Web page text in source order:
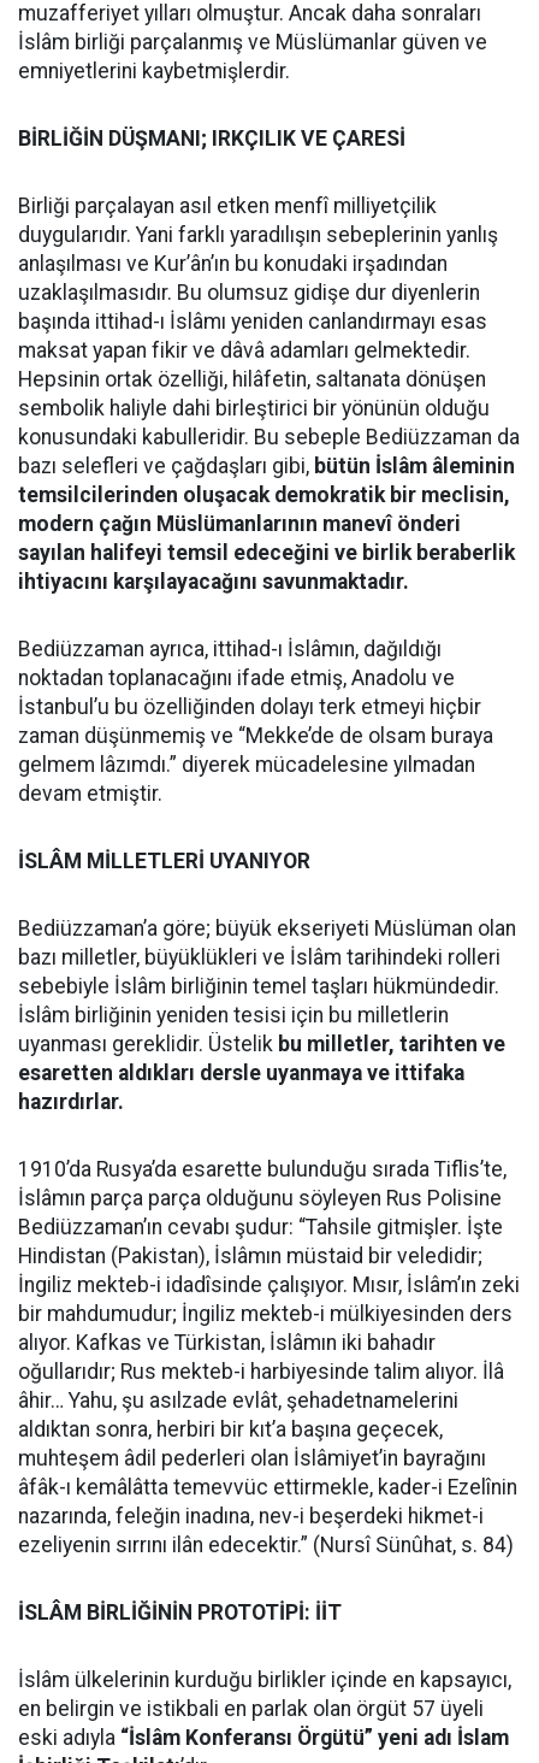
muzafferiyet yılları olmuştur. Ancak daha sonraları
İslâm birliği parçalanmış ve Müslümanlar güven ve
emniyetlerini kaybetmişlerdir.
BİRLİĞİN DÜŞMANI; IRKÇILIK VE ÇARESİ
Birliği parçalayan asıl etken menfî milliyetçilik
duygularıdır. Yani farklı yaradılışın sebeplerinin yanlış
anlaşılması ve Kur’ân’ın bu konudaki irşadından
uzaklaşılmasıdır. Bu olumsuz gidişe dur diyenlerin
başında ittihad-ı İslâmı yeniden canlandırmayı esas
maksat yapan fikir ve dâvâ adamları gelmektedir.
Hepsinin ortak özelliği, hilâfetin, saltanata dönüşen
sembolik haliyle dahi birleştirici bir yönünün olduğu
konusundaki kabulleridir. Bu sebeple Bediüzzaman da
bazı selefleri ve çağdaşları gibi, bütün İslâm âleminin
temsilcilerinden oluşacak demokratik bir meclisin,
modern çağın Müslümanlarının manevî önderi
sayılan halifeyi temsil edeceğini ve birlik beraberlik
ihtiyacını karşılayacağını savunmaktadır.
Bediüzzaman ayrıca, ittihad-ı İslâmın, dağıldığı
noktadan toplanacağını ifade etmiş, Anadolu ve
İstanbul’u bu özelliğinden dolayı terk etmeyi hiçbir
zaman düşünmemiş ve “Mekke’de de olsam buraya
gelmem lâzımdı.” diyerek mücadelesine yılmadan
devam etmiştir.
İSLÂM MİLLETLERİ UYANIYOR
Bediüzzaman’a göre; büyük ekseriyeti Müslüman olan
bazı milletler, büyüklükleri ve İslâm tarihindeki rolleri
sebebiyle İslâm birliğinin temel taşları hükmündedir.
İslâm birliğinin yeniden tesisi için bu milletlerin
uyanması gereklidir. Üstelik bu milletler, tarihten ve
esaretten aldıkları dersle uyanmaya ve ittifaka
hazırdırlar.
1910’da Rusya’da esarette bulunduğu sırada Tiflis’te,
İslâmın parça parça olduğunu söyleyen Rus Polisine
Bediüzzaman’ın cevabı şudur: “Tahsile gitmişler. İşte
Hindistan (Pakistan), İslâmın müstaid bir veledidir;
İngiliz mekteb-i idadîsinde çalışıyor. Mısır, İslâm’ın zeki
bir mahdumudur; İngiliz mekteb-i mülkiyesinden ders
alıyor. Kafkas ve Türkistan, İslâmın iki bahadır
oğullarıdır; Rus mekteb-i harbiyesinde talim alıyor. İlâ
âhir… Yahu, şu asılzade evlât, şehadetnamelerini
aldıktan sonra, herbiri bir kıt’a başına geçecek,
muhteşem âdil pederleri olan İslâmiyet’in bayrağını
âfâk-ı kemâlâtta temevvüc ettirmekle, kader-i Ezelînin
nazarında, feleğin inadına, nev-i beşerdeki hikmet-i
ezeliyenin sırrını ilân edecektir.” (Nursî Sünûhat, s. 84)
İSLÂM BİRLİĞİNİN PROTOTİPİ: İİT
İslâm ülkelerinin kurduğu birlikler içinde en kapsayıcı,
en belirgin ve istikbali en parlak olan örgüt 57 üyeli
eski adıyla “İslâm Konferansı Örgütü” yeni adı İslam